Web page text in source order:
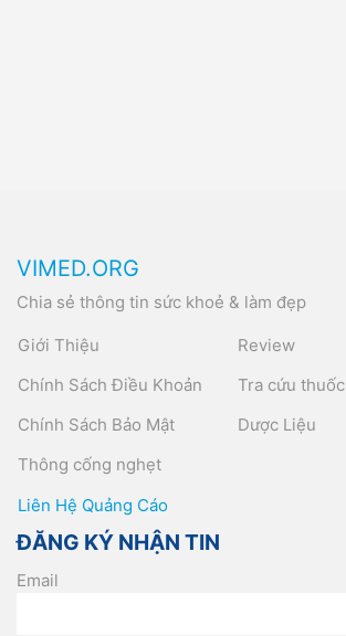
VIMED.ORG
Chia sẻ thông tin sức khoẻ & làm đẹp
Giới Thiệu
Chính Sách Điều Khoản
Chính Sách Bảo Mật
Thông cống nghẹt
Review
Tra cứu thuốc
Dược Liệu
Liên Hệ Quảng Cáo
ĐĂNG KÝ NHẬN TIN
Email